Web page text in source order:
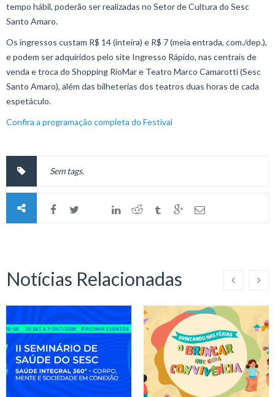
tempo hábil, poderão ser realizadas no Setor de Cultura do Sesc
Santo Amaro.
Os ingressos custam R$ 14 (inteira) e R$ 7 (meia entrada, com./dep.),
e podem ser adquiridos pelo site Ingresso Rápido, nas centrais de
venda e troca do Shopping RioMar e Teatro Marco Camarotti (Sesc
Santo Amaro), além das bilheterias dos teatros duas horas de cada
espetáculo.
Confira a programação completa do Festival
Sem tags.
Notícias Relacionadas